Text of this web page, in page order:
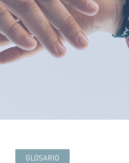
GLOSARIO